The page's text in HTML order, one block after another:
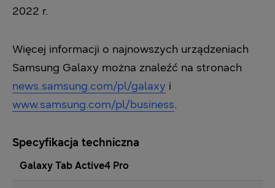
2022 r.
Więcej informacji o najnowszych urządzeniach
Samsung Galaxy można znaleźć na stronach
news.samsung.com/pl/galaxy i
www.samsung.com/pl/business.
Specyfikacja techniczna
Galaxy Tab Active4 Pro